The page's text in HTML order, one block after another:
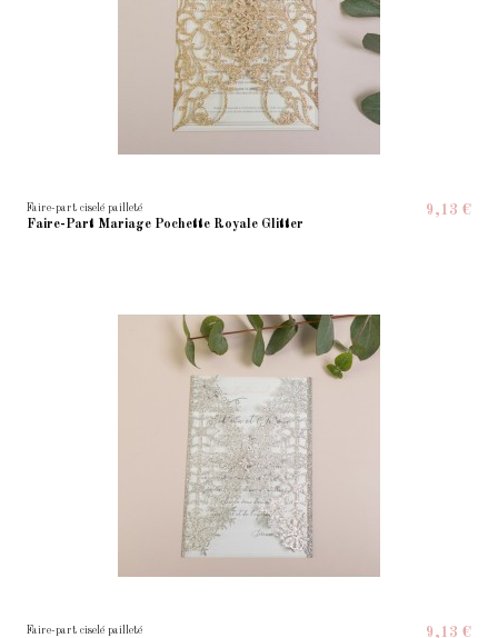
Faire-part ciselé pailleté
Faire-Part Mariage Pochette Royale Glitter
9,13 €
Faire-part ciselé pailleté 9,13 €